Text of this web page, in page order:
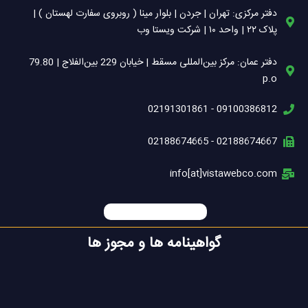
i
n
دفتر مرکزی: تهران | جردن | بلوار مینا ( روبروی سفارت لهستان ) |
پلاک ۲۲ | واحد ۱۰ | شرکت ویستا وب
دفتر عمان: مرکز بین‌المللی مسقط | خیابان 229 بین‌الفلاج | 79.80
p.o
09100386812 - 02191301861
02188674667 - 02188674665
info[at]vistawebco.com
گواهینامه ها و مجوز ها